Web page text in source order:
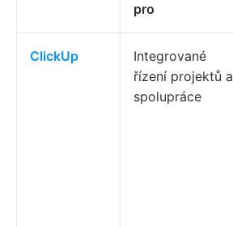
pro
ClickUp
Integrované
řízení projektů a
spolupráce